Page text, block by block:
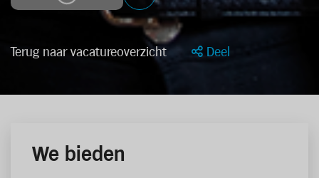
Terug naar vacatureoverzicht Deel
We bieden